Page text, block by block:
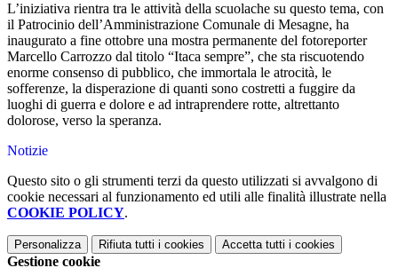
L’iniziativa rientra tra le attività della scuolache su questo tema, con
il Patrocinio dell’Amministrazione Comunale di Mesagne, ha
inaugurato a fine ottobre una mostra permanente del fotoreporter
Marcello Carrozzo dal titolo “Itaca sempre”, che sta riscuotendo
enorme consenso di pubblico, che immortala le atrocità, le
sofferenze, la disperazione di quanti sono costretti a fuggire da
luoghi di guerra e dolore e ad intraprendere rotte, altrettanto
dolorose, verso la speranza.
Notizie
Questo sito o gli strumenti terzi da questo utilizzati si avvalgono di
cookie necessari al funzionamento ed utili alle finalità illustrate nella
COOKIE POLICY.
Personalizza Rifiuta tutti i cookies Accetta tutti i cookies
Gestione cookie